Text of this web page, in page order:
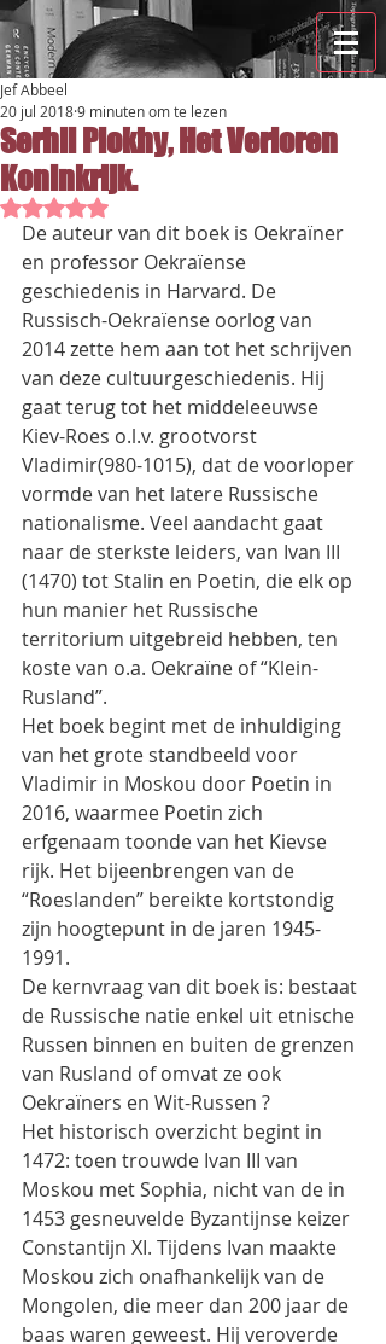
Serhii Plokhy, Het Verloren
Koninkrijk.
Jef Abbeel
20 jul 20189 minuten om te lezen
Beoordeeld met NaN uit 5 sterren.
De auteur van dit boek is Oekraïner
en professor Oekraïense
geschiedenis in Harvard. De
Russisch-Oekraïense oorlog van
2014 zette hem aan tot het schrijven
van deze cultuurgeschiedenis. Hij
gaat terug tot het middeleeuwse
Kiev-Roes o.l.v. grootvorst
Vladimir(980-1015), dat de voorloper
vormde van het latere Russische
nationalisme. Veel aandacht gaat
naar de sterkste leiders, van Ivan III
(1470) tot Stalin en Poetin, die elk op
hun manier het Russische
territorium uitgebreid hebben, ten
koste van o.a. Oekraïne of “Klein-
Rusland”.
Het boek begint met de inhuldiging
van het grote standbeeld voor
Vladimir in Moskou door Poetin in
2016, waarmee Poetin zich
erfgenaam toonde van het Kievse
rijk. Het bijeenbrengen van de
“Roeslanden” bereikte kortstondig
zijn hoogtepunt in de jaren 1945-
1991.
De kernvraag van dit boek is: bestaat
de Russische natie enkel uit etnische
Russen binnen en buiten de grenzen
van Rusland of omvat ze ook
Oekraïners en Wit-Russen ?
Het historisch overzicht begint in
1472: toen trouwde Ivan III van
Moskou met Sophia, nicht van de in
1453 gesneuvelde Byzantijnse keizer
Constantijn XI. Tijdens Ivan maakte
Moskou zich onafhankelijk van de
Mongolen, die meer dan 200 jaar de
baas waren geweest. Hij veroverde